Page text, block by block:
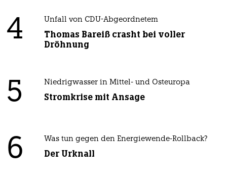
4 Unfall von CDU-Abgeordnetem
Thomas Bareiß crasht bei voller
Dröhnung
5 Niedrigwasser in Mittel- und Osteuropa
Stromkrise mit Ansage
6 Was tun gegen den Energiewende-Rollback?
Der Urknall